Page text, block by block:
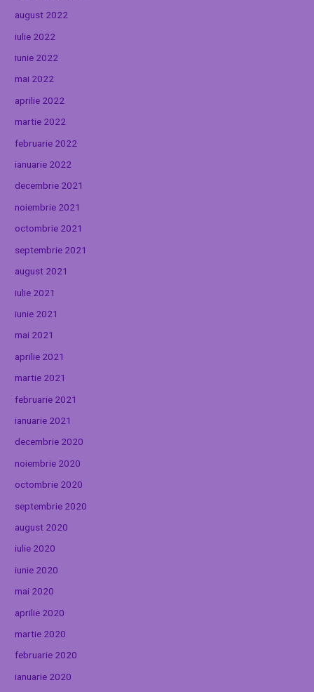
august 2022
iulie 2022
iunie 2022
mai 2022
aprilie 2022
martie 2022
februarie 2022
ianuarie 2022
decembrie 2021
noiembrie 2021
octombrie 2021
septembrie 2021
august 2021
iulie 2021
iunie 2021
mai 2021
aprilie 2021
martie 2021
februarie 2021
ianuarie 2021
decembrie 2020
noiembrie 2020
octombrie 2020
septembrie 2020
august 2020
iulie 2020
iunie 2020
mai 2020
aprilie 2020
martie 2020
februarie 2020
ianuarie 2020